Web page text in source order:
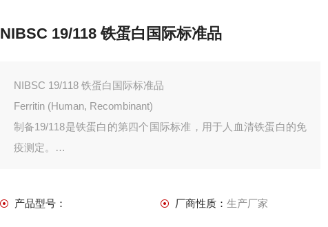
NIBSC 19/118 铁蛋白国际标准品
NIBSC 19/118 铁蛋白国际标准品
Ferritin (Human, Recombinant)
制备19/118是铁蛋白的第四个国际标准，用于人血清铁蛋白的免
疫测定。
产品型号： 厂商性质： 生产厂家